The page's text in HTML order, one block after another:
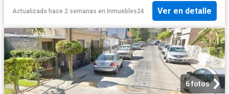
Actualizado hace 2 semanas en Inmuebles24 Ver en detalle
6 fotos